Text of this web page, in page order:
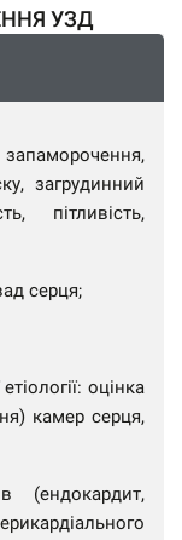
УЗД
загрудинний
пітливість,
серця;
оцінка
камер серця,
(ендокардит,